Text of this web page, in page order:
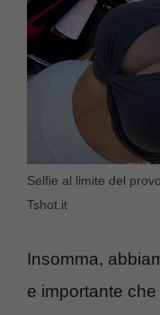
Selfie al limite del
Tshot.it
Insomma,
e importante